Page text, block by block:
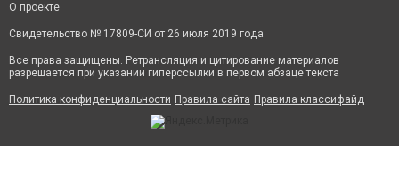
О проекте
Свидетельство № 17809-СИ от 26 июля 2019 года
Все права защищены. Ретрансляция и цитирование материалов
разрешается при указании гиперссылки в первом абзаце текста
Политика конфиденциальности Правила сайта Правила классифайд